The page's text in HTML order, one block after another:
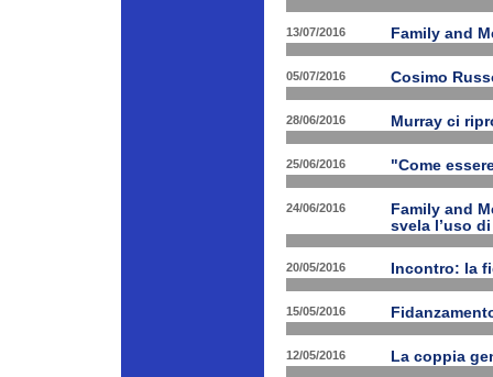
13/07/2016 Family and
05/07/2016 Cosimo
28/06/2016 Murray ci
25/06/2016 "Come
24/06/2016
Family and
svela l’uso
20/05/2016 Incontro: la
15/05/2016
12/05/2016 La coppia